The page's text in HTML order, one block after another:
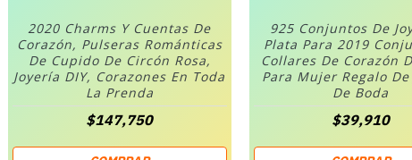
2020 Charms Y Cuentas De
Corazón, Pulseras Románticas
De Cupido De Circón Rosa,
Joyería DIY, Corazones En Toda
La Prenda
$147,750
925 Conjuntos De
Plata Para 2019
Collares De Corazón
Para Mujer Regalo De
De Boda
$39,910